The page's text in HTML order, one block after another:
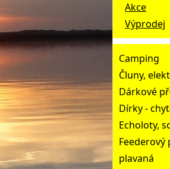
Akce
Výprodej
Camping
Čluny,
Dárkové
Dírky -
Echoloty,
Feederový
plavaná